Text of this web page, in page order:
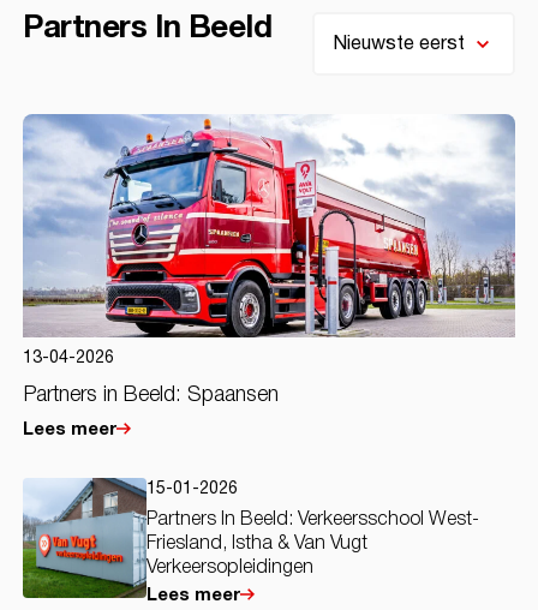
Partners In Beeld
13-04-2026
Partners in Beeld: Spaansen
Lees meer
15-01-2026
Partners In Beeld: Verkeersschool West-
Friesland, Istha & Van Vugt
Verkeersopleidingen
Lees meer